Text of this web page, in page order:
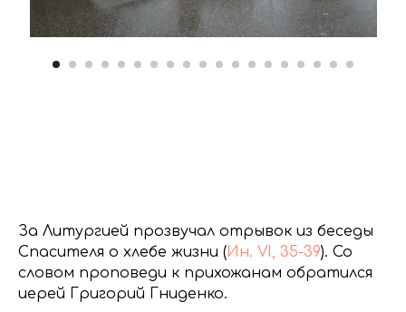
За Литургией прозвучал отрывок из беседы
Спасителя о хлебе жизни (Ин. VI, 35-39). Со
словом проповеди к прихожанам обратился
иерей Григорий Гниденко.